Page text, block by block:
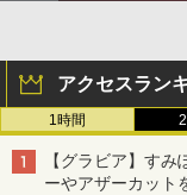
アクセスラン
1時間
【グラビア】す
ーやアザーカット